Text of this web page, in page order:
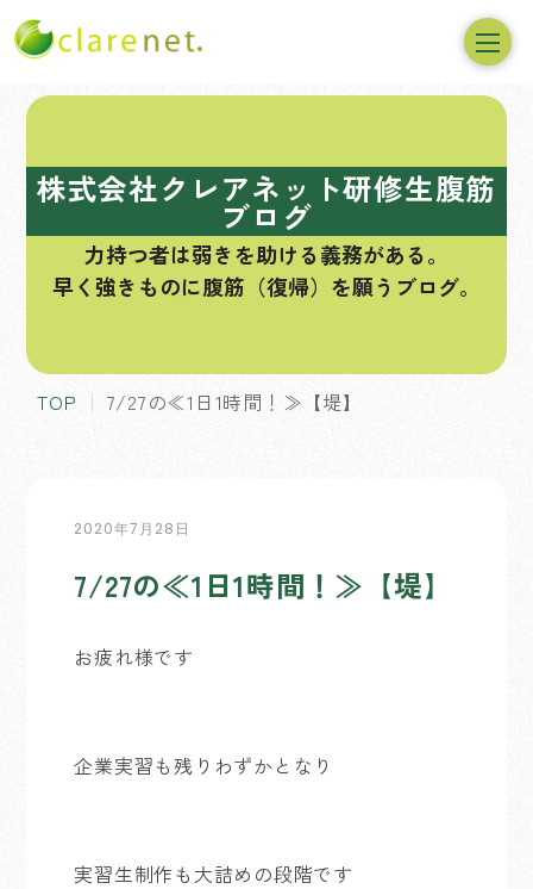
株式会社クレアネット研修生腹筋
ブログ
力持つ者は弱きを助ける義務がある。
早く強きものに腹筋（復帰）を願うブログ。
TOP 7/27の≪1日1時間！≫【堤】
2020年7月28日
7/27の≪1日1時間！≫【堤】
お疲れ様です
企業実習も残りわずかとなり
実習生制作も大詰めの段階です